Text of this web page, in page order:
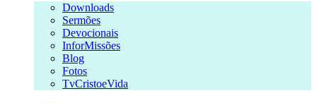
Downloads
Sermões
Devocionais
InforMissões
Blog
Fotos
TvCristoeVida